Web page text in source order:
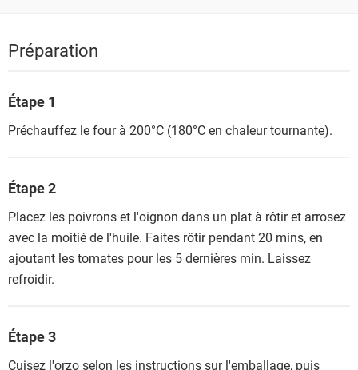
Préparation
Étape 1
Préchauffez le four à 200°C (180°C en chaleur tournante).
Étape 2
Placez les poivrons et l'oignon dans un plat à rôtir et arrosez
avec la moitié de l'huile. Faites rôtir pendant 20 mins, en
ajoutant les tomates pour les 5 dernières min. Laissez
refroidir.
Étape 3
Cuisez l'orzo selon les instructions sur l'emballage, puis